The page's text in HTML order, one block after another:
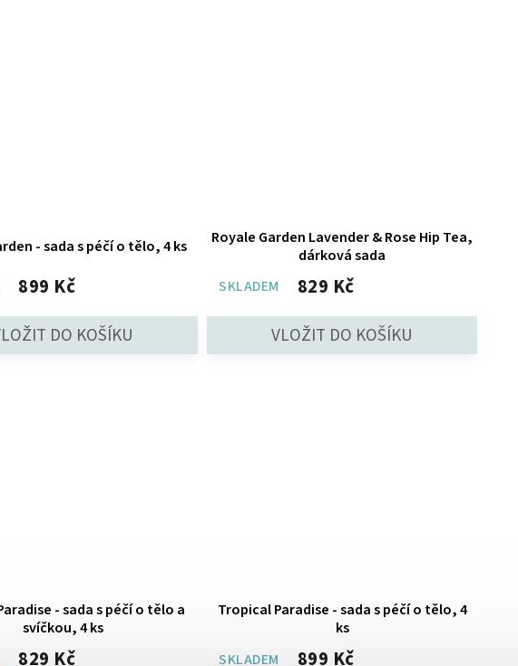
- sada s péčí o tělo, 4 ks
899 Kč
Royale Garden Lavender & Rose Hip Tea,
dárková sada
SKLADEM
829 Kč
- sada s péčí o tělo a
svíčkou, 4 ks
829 Kč
Tropical Paradise - sada s péčí o tělo, 4
ks
SKLADEM
899 Kč